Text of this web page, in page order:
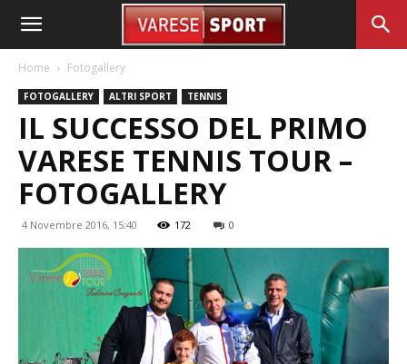
Home Fotogallery
FOTOGALLERY ALTRI SPORT TENNIS
IL SUCCESSO DEL PRIMO
VARESE TENNIS TOUR –
FOTOGALLERY
4 Novembre 2016, 15:40 172 0